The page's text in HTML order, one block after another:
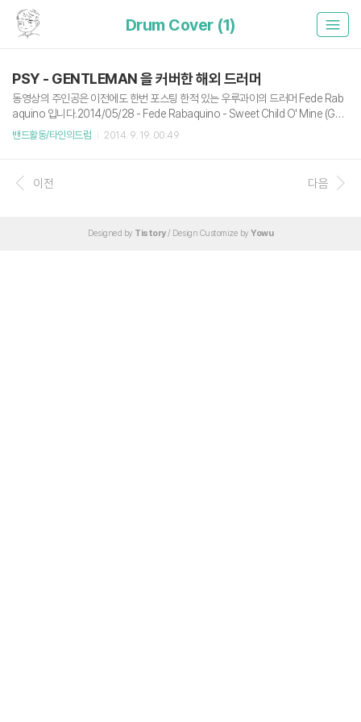
Drum Cover (1)
PSY - GENTLEMAN 을 커버한 해외 드러머
동영상의 주인공은 이전에도 한번 포스팅 한적 있는 우루과이의 드러머 Fede Rab
aquino 입니다.2014/05/28 - Fede Rabaquino - Sweet Child O' Mine (Gun
s N' Roses) 드럼 커버이번 동영상에서는 손놀림이 더욱 돋보입니다. 거의 서커스
o 공식 사이트Fede Rabaquino 페이스북Fede Rabaquino YouTube 채널
밴드활동/타인의드럼 2014. 9. 19. 00:49
이전 다음
Designed by Tistory/ Design Customize by Yowu